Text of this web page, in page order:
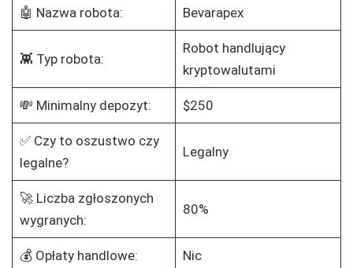
🤖 Nazwa robota: Bevarapex
👾 Typ robota:
Robot handlujący
kryptowalutami
💸 Minimalny depozyt: $250
✅ Czy to oszustwo czy
legalne?
Legalny
🚀 Liczba zgłoszonych
wygranych:
80%
💰 Opłaty handlowe: Nic